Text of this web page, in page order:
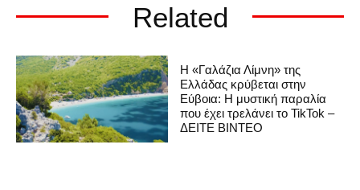
Related
Η «Γαλάζια Λίμνη» της
Ελλάδας κρύβεται στην
Εύβοια: Η μυστική παραλία
που έχει τρελάνει το TikTok –
ΔΕΙΤΕ ΒΙΝΤΕΟ